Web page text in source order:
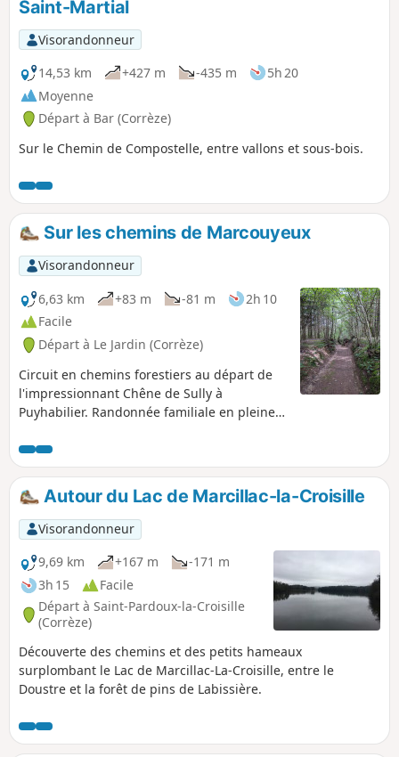
Saint-Martial
Visorandonneur
14,53 km
+427 m -435 m
5h 20
Moyenne
Départ à Bar (Corrèze)
Sur le Chemin de Compostelle, entre vallons et sous-bois.
Sur les chemins de Marcouyeux
Visorandonneur
6,63 km
+83 m -81 m
2h 10
Facile
Départ à Le Jardin (Corrèze)
Circuit en chemins forestiers au départ de
l'impressionnant Chêne de Sully à
Puyhabilier. Randonnée familiale en pleine
Autour du Lac de Marcillac-la-Croisille
Visorandonneur
9,69 km
+167 m
-171 m
3h 15
Facile
Départ à Saint-Pardoux-la-Croisille
(Corrèze)
Découverte des chemins et des petits hameaux
surplombant le Lac de Marcillac-La-Croisille, entre le
Doustre et la forêt de pins de Labissière.